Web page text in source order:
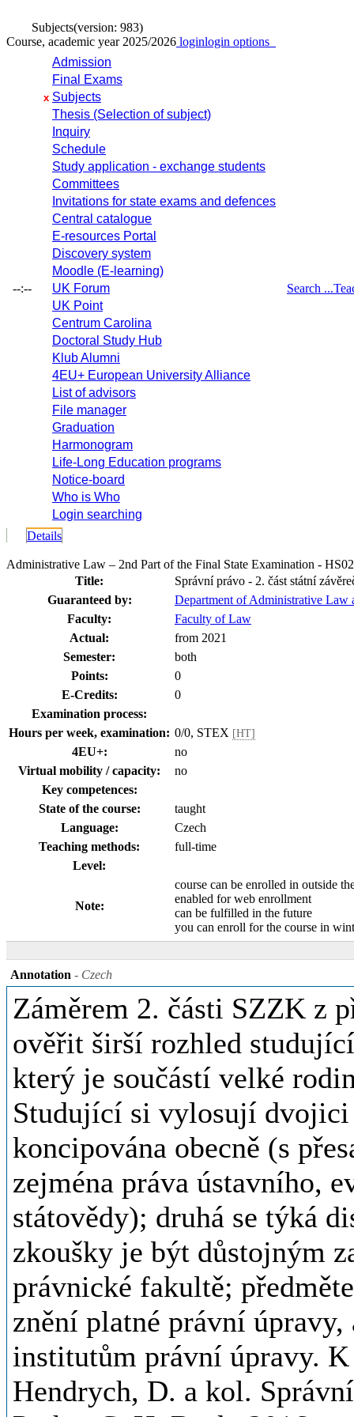
Subjects(version: 983)
Course, academic year 2025/2026 loginlogin options
--:--
Admission
Final Exams
x Subjects
Thesis (Selection of subject)
Inquiry
Schedule
Study application - exchange students
Committees
Invitations for state exams and defences
Central catalogue
E-resources Portal
Discovery system
Moodle (E-learning)
UK Forum
UK Point
Centrum Carolina
Doctoral Study Hub
Klub Alumni
4EU+ European University Alliance
List of advisors
File manager
Graduation
Harmonogram
Life-Long Education programs
Notice-board
Who is Who
Login searching
Search ...
Details
Administrative Law – 2nd Part of the Final State Examination -
Title:
Správní právo - 2. část státní
Guaranteed by:
Department of Administrative Law
Faculty:
Faculty of Law
Actual:
from 2021
Semester:
both
Points:
0
E-Credits:
0
Examination process:
Hours per week, examination: 0/0, STEX [HT]
4EU+:
no
Virtual mobility / capacity:
no
Key competences:
State of the course:
taught
Language:
Czech
Teaching methods:
full-time
Level:
Note:
course can be enrolled in outside
enabled for web enrollment
can be fulfilled in the future
you can enroll for the course in
Annotation - Czech
Záměrem 2. části SZZK z
ověřit širší rozhled
který je součástí velké
Studující si vylosují
koncipována obecně (s
zejména práva ústavního,
státovědy); druhá se týká
zkoušky je být důstojným
právnické fakultě;
znění platné právní
institutům právní úpravy.
Hendrych, D. a kol.